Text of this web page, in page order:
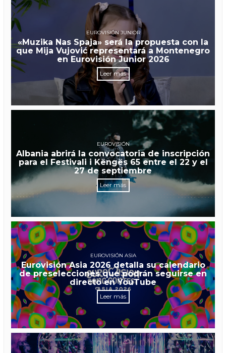
EUROVISIÓN JUNIOR
«Muzika Nas Spaja» será la propuesta con la
que Mija Vujović representará a Montenegro
en Eurovisión Junior 2026
Leer más
EUROVISIÓN
Albania abrirá la convocatoria de inscripción
para el Festivali i Këngës 65 entre el 22 y el
27 de septiembre
Leer más
EUROVISIÓN ASIA
Eurovisión Asia 2026 detalla su calendario
de preselecciones que podrán seguirse en
directo en YouTube
Leer más